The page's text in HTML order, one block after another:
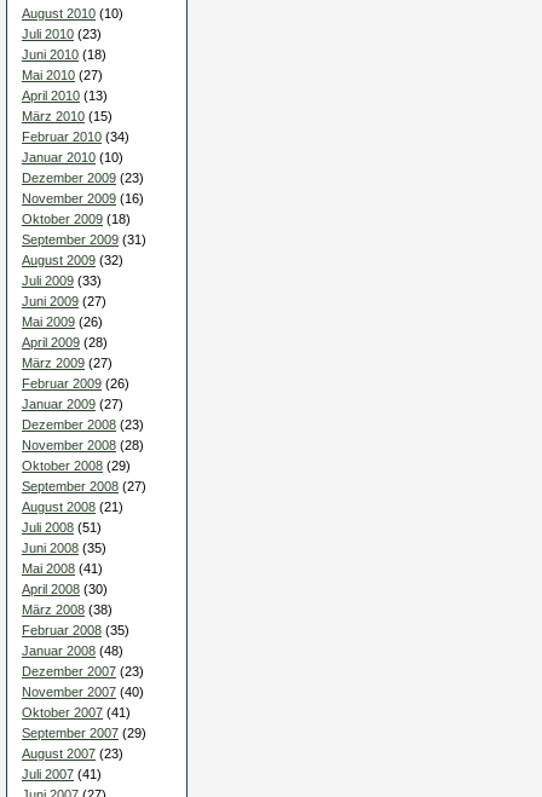
August 2010 (10)
Juli 2010 (23)
Juni 2010 (18)
Mai 2010 (27)
April 2010 (13)
März 2010 (15)
Februar 2010 (34)
Januar 2010 (10)
Dezember 2009 (23)
November 2009 (16)
Oktober 2009 (18)
September 2009 (31)
August 2009 (32)
Juli 2009 (33)
Juni 2009 (27)
Mai 2009 (26)
April 2009 (28)
März 2009 (27)
Februar 2009 (26)
Januar 2009 (27)
Dezember 2008 (23)
November 2008 (28)
Oktober 2008 (29)
September 2008 (27)
August 2008 (21)
Juli 2008 (51)
Juni 2008 (35)
Mai 2008 (41)
April 2008 (30)
März 2008 (38)
Februar 2008 (35)
Januar 2008 (48)
Dezember 2007 (23)
November 2007 (40)
Oktober 2007 (41)
September 2007 (29)
August 2007 (23)
Juli 2007 (41)